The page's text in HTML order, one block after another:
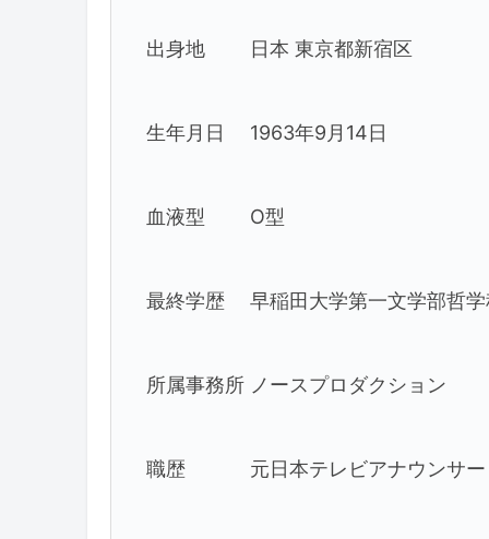
出身地 日本 東京都新宿区
生年月日 1963年9月14日
血液型 O型
最終学歴 早稲田大学第一文学部哲学
所属事務所 ノースプロダクション
職歴 元日本テレビアナウンサー